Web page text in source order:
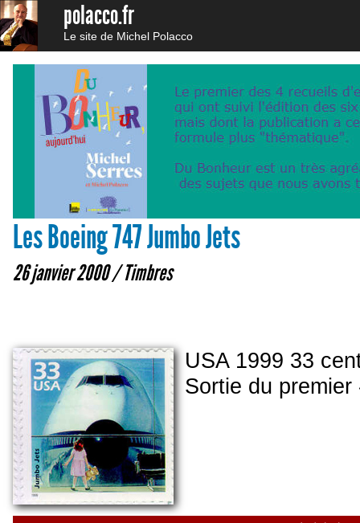
polacco.fr
Le site de Michel Polacco
Les Boeing 747 Jumbo Jets
26 janvier 2000 /Timbres
USA 1999 33
Sortie du